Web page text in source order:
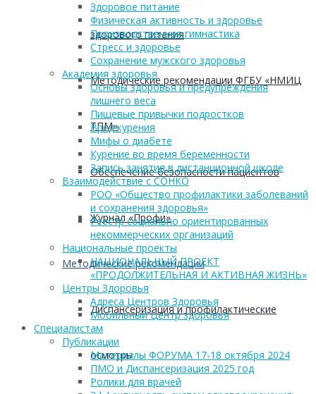
здорового питания
Методические рекомендации ФГБУ «НМИЦ
ТПМ»
Обеспечение безопасности пациентов
Журнал «Профи»
Методические рекомендации
Диспансеризация и профилактические
осмотры
Здоровое питание
Физическая активность и здоровье
Производственная гимнастика
Стресс и здоровье
Сохранение мужского здоровья
Академия здоровья
Основы здоровья и предупреждения
лишнего веса
Пищевые привычки подростков
Вред курения
Мифы о диабете
Курение во время беременности
Запись занятия в дистанционной школе
Взаимодействие с СОНКО
РОО «Общество профилактики заболеваний
и сохранения здоровья»
Реестр социально ориентированных
некоммерческих организаций
Национальные проекты
НАЦИОНАЛЬНЫЙ ПРОЕКТ
«ПРОДОЛЖИТЕЛЬНАЯ И АКТИВНАЯ ЖИЗНЬ»
Центры Здоровья
Адреса Центров Здоровья
Мобильный Центр здоровья
Cпециалистам
Публикации
Материалы ФОРУМА 17-18 октября 2024
ПМО и Диспансеризация 2025 год
Ролики для врачей